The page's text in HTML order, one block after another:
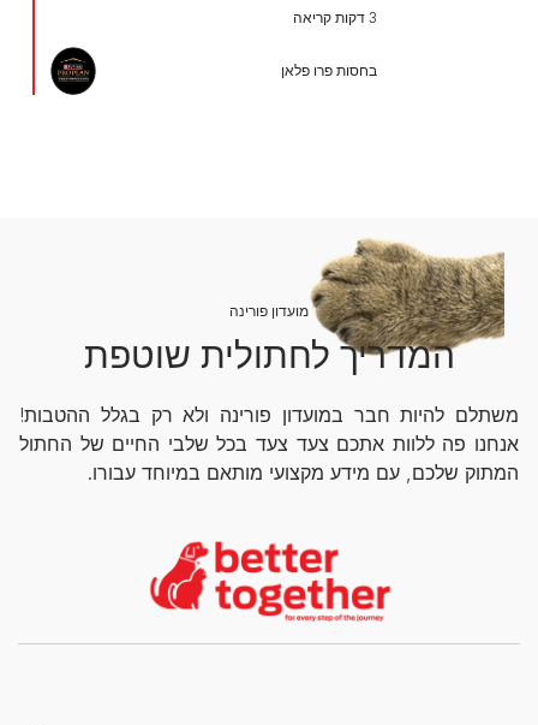
3 דקות קריאה
בחסות פרו פלאן
מועדון פורינה
המדריך לחתולית שוטפת
משתלם להיות חבר במועדון פורינה ולא רק בגלל ההטבות!
אנחנו פה ללוות אתכם צעד צעד בכל שלבי החיים של החתול
המתוק שלכם, עם מידע מקצועי מותאם במיוחד עבורו.